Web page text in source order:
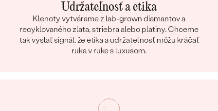
Udržateľnosť a etika
Klenoty vytvárame z lab-grown diamantov a
recyklovaného zlata, striebra alebo platiny. Chceme
tak vyslať signál, že etika a udržateľnosť môžu kráčať
ruka v ruke s luxusom.